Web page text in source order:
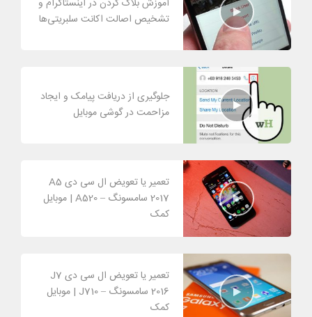
آموزش بلاک کردن در اینستاگرام و
تشخیص اصالت اکانت سلبریتی‌ها
جلوگیری از دریافت پیامک و ایجاد
مزاحمت در گوشی موبایل
تعمیر یا تعویض ال سی دی A5
2017 سامسونگ – A520 | موبایل
کمک
تعمیر یا تعویض ال سی دی J7
2016 سامسونگ – J710 | موبایل
کمک